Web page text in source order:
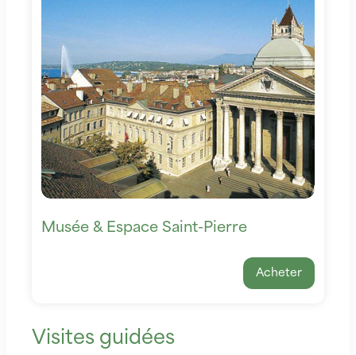
Musée & Espace Saint-Pierre
Acheter
Visites guidées